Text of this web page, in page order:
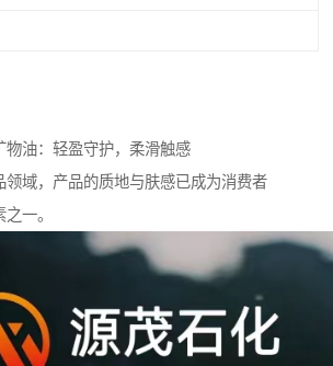
物油：轻盈守护，柔滑触感
领域，产品的质地与肤感已成为消费者
一。